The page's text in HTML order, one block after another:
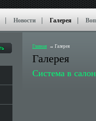
Новости Галерея
Главная Галерея
Галерея
Система в